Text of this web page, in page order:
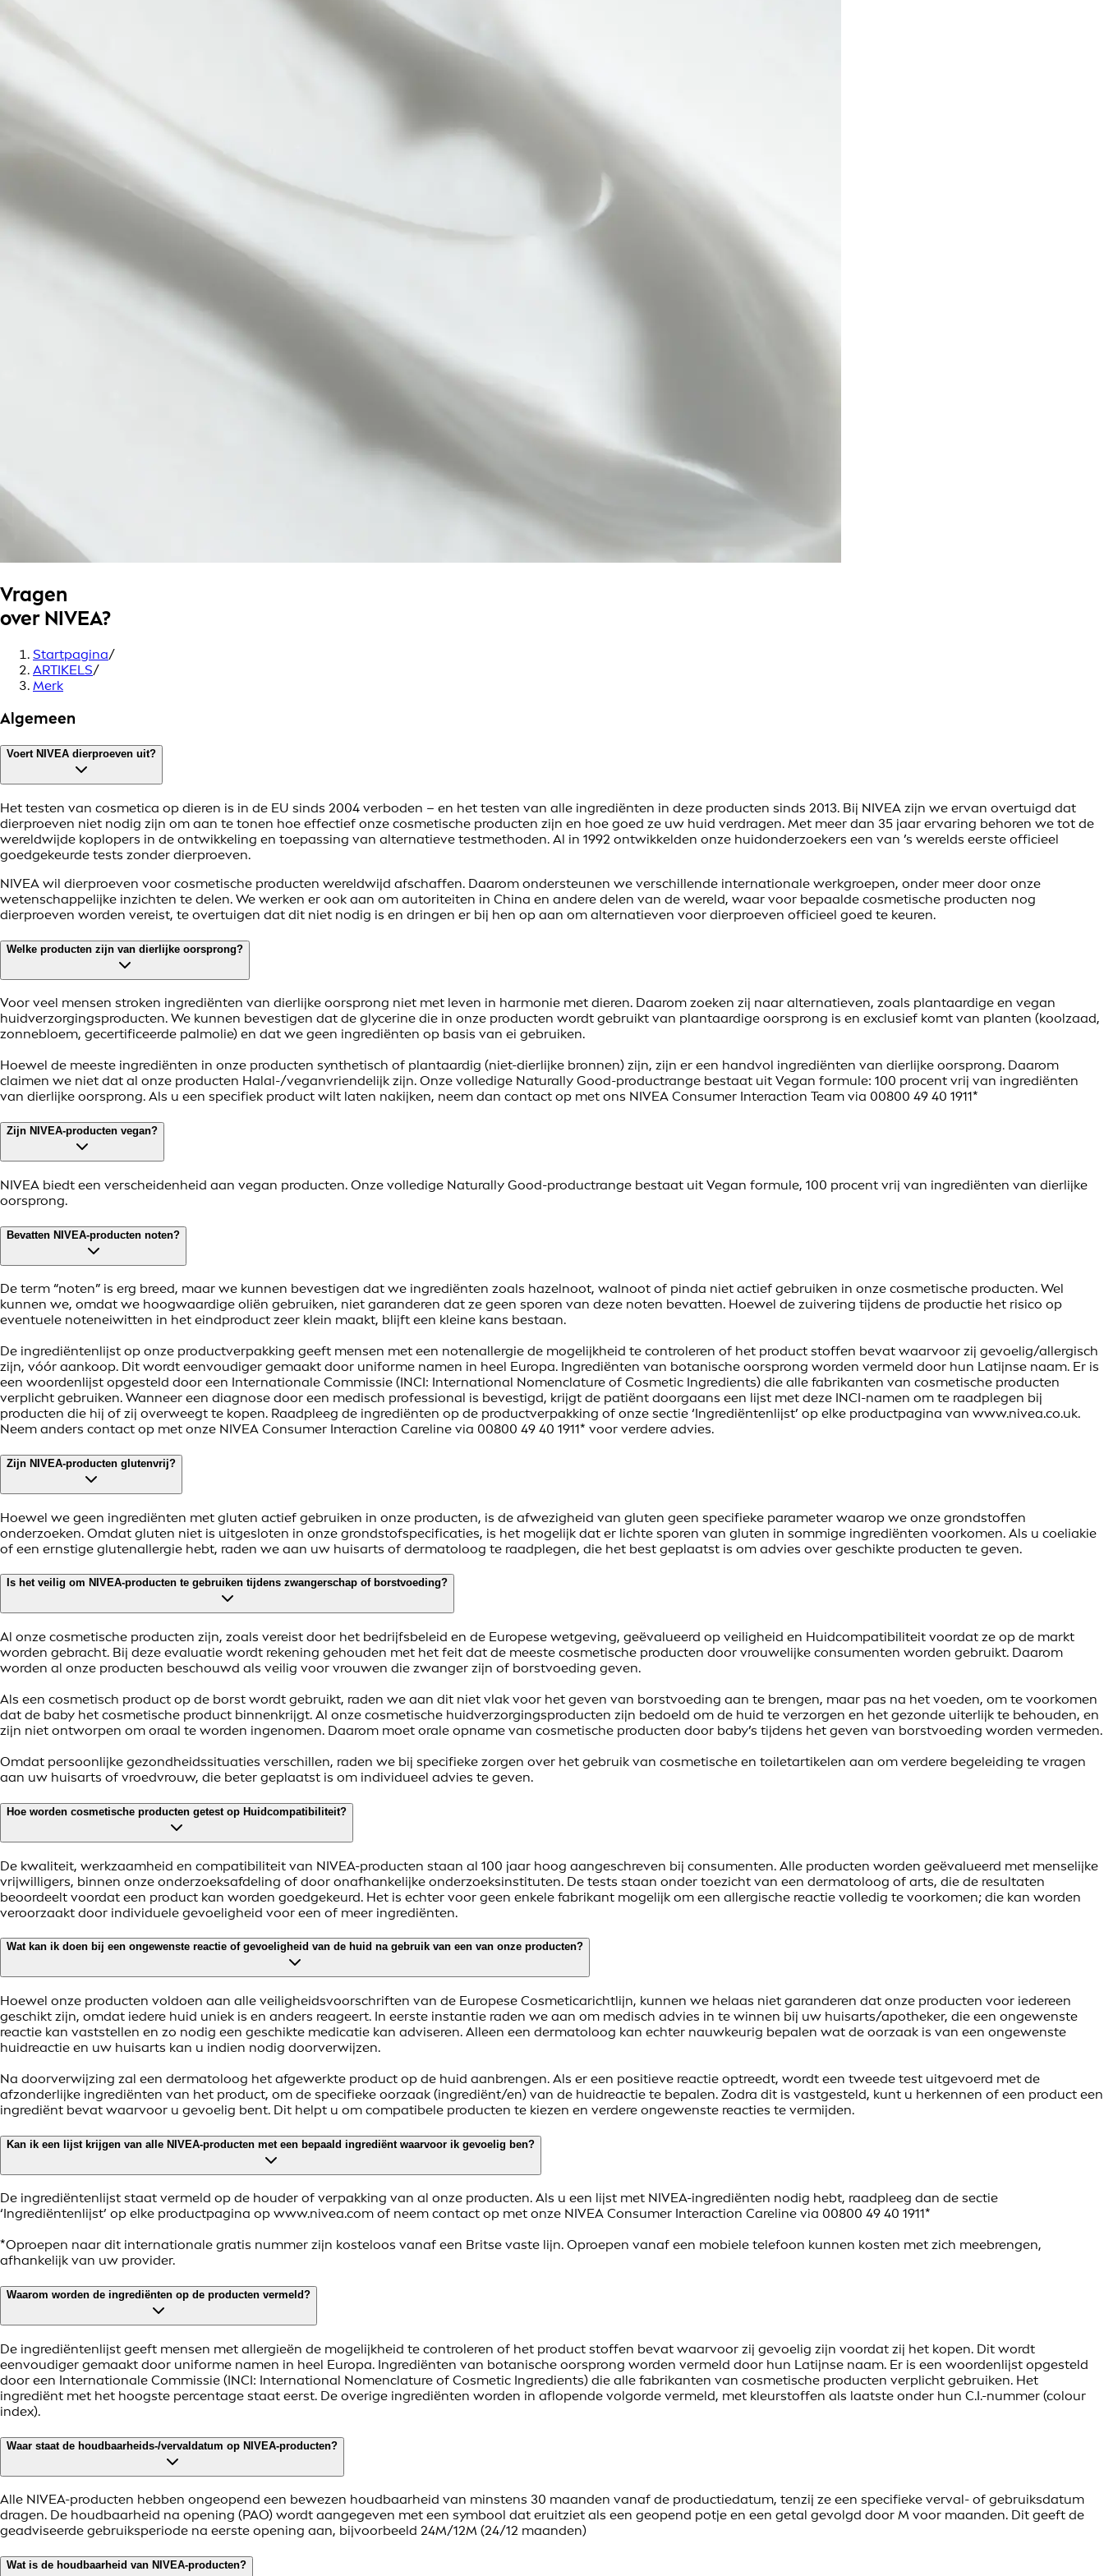
Vragen
over NIVEA?
Startpagina/
ARTIKELS/
Merk
Algemeen
Voert NIVEA dierproeven uit?
Het testen van cosmetica op dieren is in de EU sinds 2004 verboden – en het testen van alle ingrediënten in deze producten sinds 2013. Bij NIVEA zijn we ervan overtuigd dat
dierproeven niet nodig zijn om aan te tonen hoe effectief onze cosmetische producten zijn en hoe goed ze uw huid verdragen. Met meer dan 35 jaar ervaring behoren we tot de
wereldwijde koplopers in de ontwikkeling en toepassing van alternatieve testmethoden. Al in 1992 ontwikkelden onze huidonderzoekers een van ’s werelds eerste officieel
goedgekeurde tests zonder dierproeven.
NIVEA wil dierproeven voor cosmetische producten wereldwijd afschaffen. Daarom ondersteunen we verschillende internationale werkgroepen, onder meer door onze
wetenschappelijke inzichten te delen. We werken er ook aan om autoriteiten in China en andere delen van de wereld, waar voor bepaalde cosmetische producten nog
dierproeven worden vereist, te overtuigen dat dit niet nodig is en dringen er bij hen op aan om alternatieven voor dierproeven officieel goed te keuren.
Welke producten zijn van dierlijke oorsprong?
Voor veel mensen stroken ingrediënten van dierlijke oorsprong niet met leven in harmonie met dieren. Daarom zoeken zij naar alternatieven, zoals plantaardige en vegan
huidverzorgingsproducten. We kunnen bevestigen dat de glycerine die in onze producten wordt gebruikt van plantaardige oorsprong is en exclusief komt van planten (koolzaad,
zonnebloem, gecertificeerde palmolie) en dat we geen ingrediënten op basis van ei gebruiken.
Hoewel de meeste ingrediënten in onze producten synthetisch of plantaardig (niet-dierlijke bronnen) zijn, zijn er een handvol ingrediënten van dierlijke oorsprong. Daarom
claimen we niet dat al onze producten Halal-/veganvriendelijk zijn. Onze volledige Naturally Good-productrange bestaat uit Vegan formule: 100 procent vrij van ingrediënten
van dierlijke oorsprong. Als u een specifiek product wilt laten nakijken, neem dan contact op met ons NIVEA Consumer Interaction Team via 00800 49 40 1911*
Zijn NIVEA-producten vegan?
NIVEA biedt een verscheidenheid aan vegan producten. Onze volledige Naturally Good-productrange bestaat uit Vegan formule, 100 procent vrij van ingrediënten van dierlijke
oorsprong.
Bevatten NIVEA-producten noten?
De term “noten” is erg breed, maar we kunnen bevestigen dat we ingrediënten zoals hazelnoot, walnoot of pinda niet actief gebruiken in onze cosmetische producten. Wel
kunnen we, omdat we hoogwaardige oliën gebruiken, niet garanderen dat ze geen sporen van deze noten bevatten. Hoewel de zuivering tijdens de productie het risico op
eventuele noteneiwitten in het eindproduct zeer klein maakt, blijft een kleine kans bestaan.
De ingrediëntenlijst op onze productverpakking geeft mensen met een notenallergie de mogelijkheid te controleren of het product stoffen bevat waarvoor zij gevoelig/allergisch
zijn, vóór aankoop. Dit wordt eenvoudiger gemaakt door uniforme namen in heel Europa. Ingrediënten van botanische oorsprong worden vermeld door hun Latijnse naam. Er is
een woordenlijst opgesteld door een Internationale Commissie (INCI: International Nomenclature of Cosmetic Ingredients) die alle fabrikanten van cosmetische producten
verplicht gebruiken. Wanneer een diagnose door een medisch professional is bevestigd, krijgt de patiënt doorgaans een lijst met deze INCI-namen om te raadplegen bij
producten die hij of zij overweegt te kopen. Raadpleeg de ingrediënten op de productverpakking of onze sectie ‘Ingrediëntenlijst’ op elke productpagina van www.nivea.co.uk.
Neem anders contact op met onze NIVEA Consumer Interaction Careline via 00800 49 40 1911* voor verdere advies.
Zijn NIVEA-producten glutenvrij?
Hoewel we geen ingrediënten met gluten actief gebruiken in onze producten, is de afwezigheid van gluten geen specifieke parameter waarop we onze grondstoffen
onderzoeken. Omdat gluten niet is uitgesloten in onze grondstofspecificaties, is het mogelijk dat er lichte sporen van gluten in sommige ingrediënten voorkomen. Als u coeliakie
of een ernstige glutenallergie hebt, raden we aan uw huisarts of dermatoloog te raadplegen, die het best geplaatst is om advies over geschikte producten te geven.
Is het veilig om NIVEA-producten te gebruiken tijdens zwangerschap of borstvoeding?
Al onze cosmetische producten zijn, zoals vereist door het bedrijfsbeleid en de Europese wetgeving, geëvalueerd op veiligheid en Huidcompatibiliteit voordat ze op de markt
worden gebracht. Bij deze evaluatie wordt rekening gehouden met het feit dat de meeste cosmetische producten door vrouwelijke consumenten worden gebruikt. Daarom
worden al onze producten beschouwd als veilig voor vrouwen die zwanger zijn of borstvoeding geven.
Als een cosmetisch product op de borst wordt gebruikt, raden we aan dit niet vlak voor het geven van borstvoeding aan te brengen, maar pas na het voeden, om te voorkomen
dat de baby het cosmetische product binnenkrijgt. Al onze cosmetische huidverzorgingsproducten zijn bedoeld om de huid te verzorgen en het gezonde uiterlijk te behouden, en
zijn niet ontworpen om oraal te worden ingenomen. Daarom moet orale opname van cosmetische producten door baby’s tijdens het geven van borstvoeding worden vermeden.
Omdat persoonlijke gezondheidssituaties verschillen, raden we bij specifieke zorgen over het gebruik van cosmetische en toiletartikelen aan om verdere begeleiding te vragen
aan uw huisarts of vroedvrouw, die beter geplaatst is om individueel advies te geven.
Hoe worden cosmetische producten getest op Huidcompatibiliteit?
De kwaliteit, werkzaamheid en compatibiliteit van NIVEA-producten staan al 100 jaar hoog aangeschreven bij consumenten. Alle producten worden geëvalueerd met menselijke
vrijwilligers, binnen onze onderzoeksafdeling of door onafhankelijke onderzoeksinstituten. De tests staan onder toezicht van een dermatoloog of arts, die de resultaten
beoordeelt voordat een product kan worden goedgekeurd. Het is echter voor geen enkele fabrikant mogelijk om een allergische reactie volledig te voorkomen; die kan worden
veroorzaakt door individuele gevoeligheid voor een of meer ingrediënten.
Wat kan ik doen bij een ongewenste reactie of gevoeligheid van de huid na gebruik van een van onze producten?
Hoewel onze producten voldoen aan alle veiligheidsvoorschriften van de Europese Cosmeticarichtlijn, kunnen we helaas niet garanderen dat onze producten voor iedereen
geschikt zijn, omdat iedere huid uniek is en anders reageert. In eerste instantie raden we aan om medisch advies in te winnen bij uw huisarts/apotheker, die een ongewenste
reactie kan vaststellen en zo nodig een geschikte medicatie kan adviseren. Alleen een dermatoloog kan echter nauwkeurig bepalen wat de oorzaak is van een ongewenste
huidreactie en uw huisarts kan u indien nodig doorverwijzen.
Na doorverwijzing zal een dermatoloog het afgewerkte product op de huid aanbrengen. Als er een positieve reactie optreedt, wordt een tweede test uitgevoerd met de
afzonderlijke ingrediënten van het product, om de specifieke oorzaak (ingrediënt/en) van de huidreactie te bepalen. Zodra dit is vastgesteld, kunt u herkennen of een product een
ingrediënt bevat waarvoor u gevoelig bent. Dit helpt u om compatibele producten te kiezen en verdere ongewenste reacties te vermijden.
Kan ik een lijst krijgen van alle NIVEA-producten met een bepaald ingrediënt waarvoor ik gevoelig ben?
De ingrediëntenlijst staat vermeld op de houder of verpakking van al onze producten. Als u een lijst met NIVEA-ingrediënten nodig hebt, raadpleeg dan de sectie
‘Ingrediëntenlijst’ op elke productpagina op www.nivea.com of neem contact op met onze NIVEA Consumer Interaction Careline via 00800 49 40 1911*
*Oproepen naar dit internationale gratis nummer zijn kosteloos vanaf een Britse vaste lijn. Oproepen vanaf een mobiele telefoon kunnen kosten met zich meebrengen,
afhankelijk van uw provider.
Waarom worden de ingrediënten op de producten vermeld?
De ingrediëntenlijst geeft mensen met allergieën de mogelijkheid te controleren of het product stoffen bevat waarvoor zij gevoelig zijn voordat zij het kopen. Dit wordt
eenvoudiger gemaakt door uniforme namen in heel Europa. Ingrediënten van botanische oorsprong worden vermeld door hun Latijnse naam. Er is een woordenlijst opgesteld
door een Internationale Commissie (INCI: International Nomenclature of Cosmetic Ingredients) die alle fabrikanten van cosmetische producten verplicht gebruiken. Het
ingrediënt met het hoogste percentage staat eerst. De overige ingrediënten worden in aflopende volgorde vermeld, met kleurstoffen als laatste onder hun C.I.-nummer (colour
index).
Waar staat de houdbaarheids-/vervaldatum op NIVEA-producten?
Alle NIVEA-producten hebben ongeopend een bewezen houdbaarheid van minstens 30 maanden vanaf de productiedatum, tenzij ze een specifieke verval- of gebruiksdatum
dragen. De houdbaarheid na opening (PAO) wordt aangegeven met een symbool dat eruitziet als een geopend potje en een getal gevolgd door M voor maanden. Dit geeft de
geadviseerde gebruiksperiode na eerste opening aan, bijvoorbeeld 24M/12M (24/12 maanden)
Wat is de houdbaarheid van NIVEA-producten?